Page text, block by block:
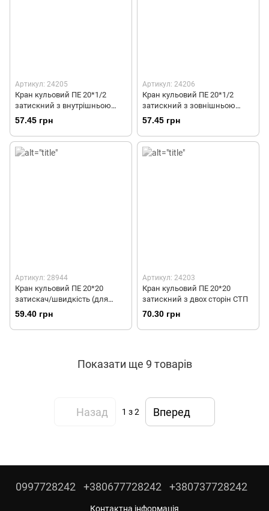
Артикул: 24205
Кран кульовий ПЕ 20*1/2
затискний з внутрішньою
різьбою СТП
57.45 грн
Артикул: 24206
Кран кульовий ПЕ 20*1/2
затискний з зовнішньою
різьбою СТП
57.45 грн
Артикул: 28944
Кран кульовий ПЕ 20*20
затискач/швидкість (для
гардену) ENOTHERM
59.40 грн
Артикул: 24203
Кран кульовий ПЕ 20*20
затискний з двох сторін СТП
70.30 грн
Показати ще 9 товарів
Назад 1 з 2 Вперед
0997728242 +380677728242 +380737728242
Контактна інформація